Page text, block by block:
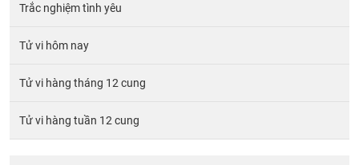
Trắc nghiệm tình yêu
Tử vi hôm nay
Tử vi hàng tháng 12 cung
Tử vi hàng tuần 12 cung